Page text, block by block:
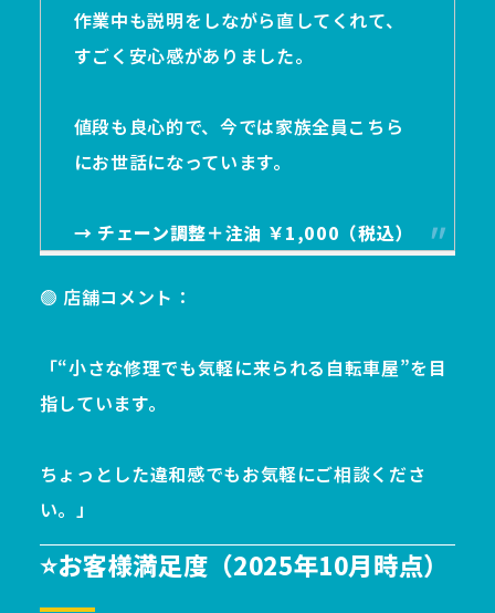
作業中も説明をしながら直してくれて、
すごく安心感がありました。
値段も良心的で、今では家族全員こちら
にお世話になっています。
→ チェーン調整＋注油 ￥1,000（税込）
🟢 店舗コメント：
「“小さな修理でも気軽に来られる自転車屋”を目
指しています。
ちょっとした違和感でもお気軽にご相談くださ
い。」
⭐お客様満足度（2025年10月時点）